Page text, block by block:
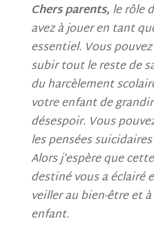
Chers parents, le rôle
avez à jouer en tant
essentiel. Vous
subir tout le reste de
du harcèlement
votre enfant de
désespoir. Vous
les pensées
Alors j’espère que
destiné vous a éclairé
veiller au bien-être et
enfant.